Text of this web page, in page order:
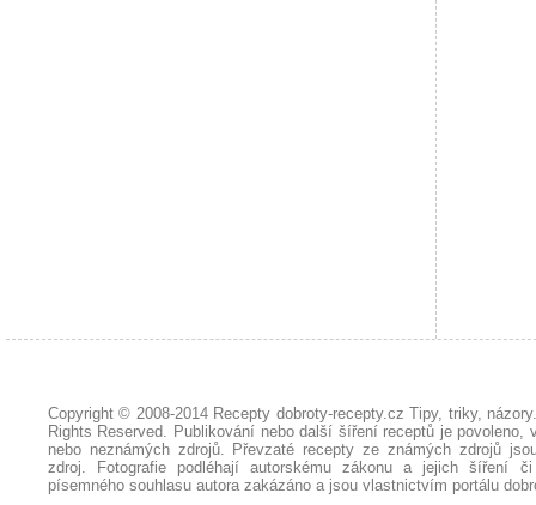
Copyright © 2008-2014 Recepty dobroty-recepty.cz Tipy, triky,
Rights Reserved. Publikování nebo další šíření receptů je povoleno,
nebo neznámých zdrojů. Převzaté recepty ze známých zdrojů
zdroj. Fotografie podléhají autorskému zákonu a jejich šíření
písemného souhlasu autora zakázáno a jsou vlastnictvím portálu